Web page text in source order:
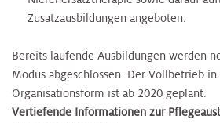
Zusatzausbildungen angeboten.
Bereits laufende Ausbildungen werden
Modus abgeschlossen. Der Vollbetrieb in
Organisationsform ist ab 2020 geplant.
Vertiefende Informationen zur